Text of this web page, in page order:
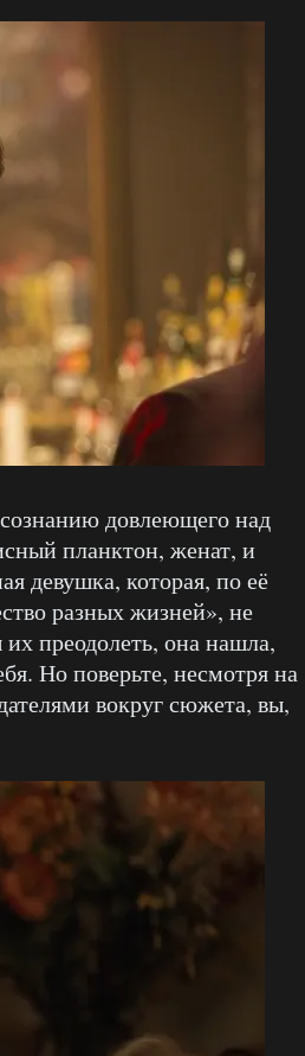
довлеющего над
планктон, женат, и
девушка, которая, по её
разных жизней», не
преодолеть, она нашла,
Но поверьте, несмотря на
вокруг сюжета, вы,